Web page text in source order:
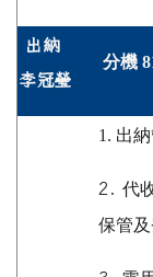
出納
李冠瑩
分機
1. 出
2. 代
保管及